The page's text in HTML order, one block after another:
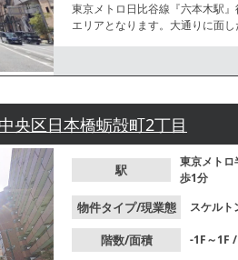
東京メトロ日比谷線『六本木駅
エリアとなります。大通りに面
央区日本橋蛎殻町2丁目
駅
東京メトロ
歩1分
物件タイプ/現業態 スケルト
階数/面積
-1F～1F